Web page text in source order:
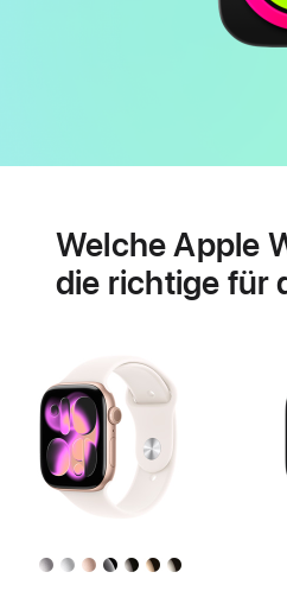
Herzgesundheit
Welche Apple
die richtige für